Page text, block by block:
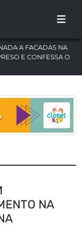
A FACADAS NA
E CONFESSA O
NA